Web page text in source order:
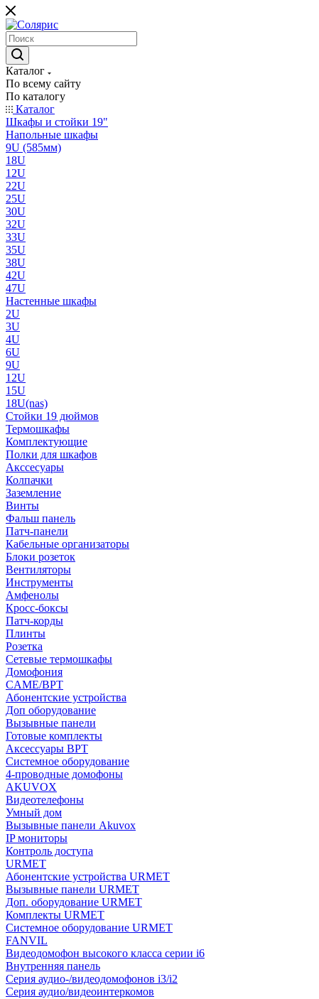
Каталог
По всему сайту
По каталогу
Каталог
Шкафы и стойки 19"
Напольные шкафы
9U (585мм)
18U
12U
22U
25U
30U
32U
33U
35U
38U
42U
47U
Настенные шкафы
2U
3U
4U
6U
9U
12U
15U
18U(nas)
Стойки 19 дюймов
Термошкафы
Комплектующие
Полки для шкафов
Акссесуары
Колпачки
Заземление
Винты
Фальш панель
Патч-панели
Кабельные организаторы
Блоки розеток
Вентиляторы
Инструменты
Амфенолы
Кросс-боксы
Патч-корды
Плинты
Розетка
Сетевые термошкафы
Домофония
CAME/BPT
Абонентские устройства
Доп оборудование
Вызывные панели
Готовые комплекты
Аксессуары BPT
Системное оборудование
4-проводные домофоны
AKUVOX
Видеотелефоны
Умный дом
Вызывные панели Akuvox
IP мониторы
Контроль доступа
URMET
Абонентские устройства URMET
Вызывные панели URMET
Доп. оборудование URMET
Комплекты URMET
Системное оборудование URMET
FANVIL
Видеодомофон высокого класса серии i6
Внутренняя панель
Серия аудио-/видеодомофонов i3/i2
Серия аудио/видеоинтеркомов